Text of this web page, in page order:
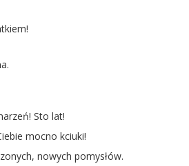
Sto lat!
mocno kciuki!
nowych pomysłów.